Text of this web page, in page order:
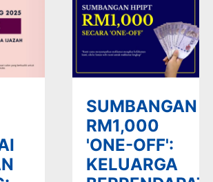
SUMBANGAN
RM1,000
'ONE-OFF':
KELUARGA